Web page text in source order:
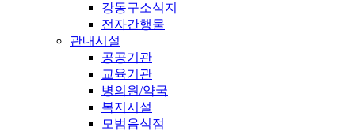
강동구소식지
전자간행물
관내시설
공공기관
교육기관
병의원/약국
복지시설
모범음식점